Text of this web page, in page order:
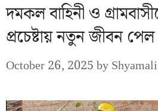
দমকল বাহিনী ও
প্রচেষ্টায় নতুন জীবন
October 26, 2025by